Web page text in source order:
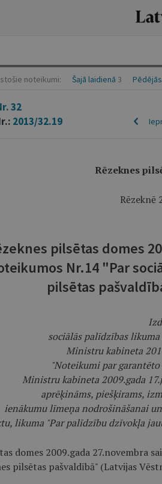
noteikumi: Šajā laidienā 3
32
2013/32.19
Rēzeknes
Rēzeknē
pilsētas domes
Nr.14 "Par
pilsētas
sociālās palīdzības
Ministru kabineta
"Noteikumi par
Ministru kabineta 2009.gada
aprēķināms, piešķirams,
ienākumu līmeņa nodrošināšanai
likuma "Par palīdzību dzīvokļa
domes 2009.gada 27.novembra
pilsētas pašvaldībā" (Latvijas